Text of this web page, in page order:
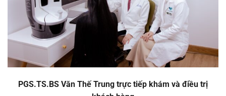
PGS.TS.BS Văn Thế Trung trực tiếp khám và điều trị